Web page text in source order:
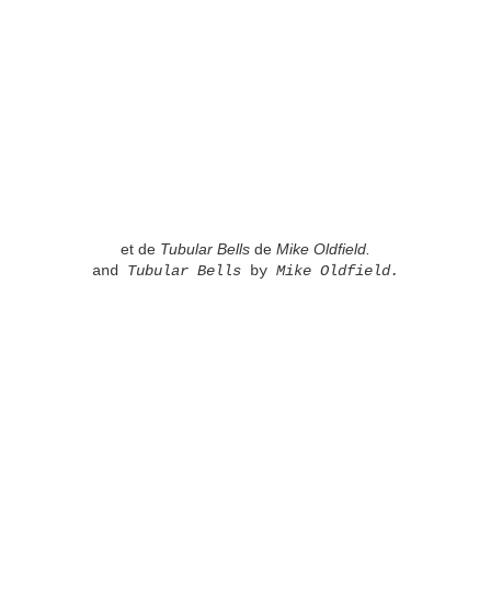
et de Tubular Bells de Mike Oldfield.
and
Tubular Bells by Mike Oldfield.